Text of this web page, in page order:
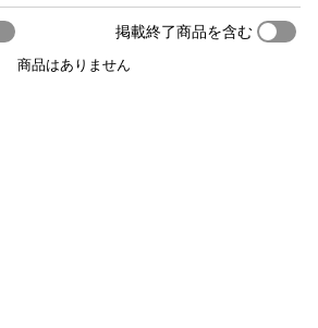
掲載終了商品を含む
商品はありません